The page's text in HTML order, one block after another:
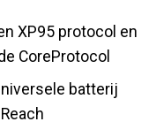
XP95 protocol en
CoreProtocol
batterij